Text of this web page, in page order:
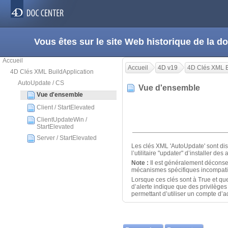
Vous êtes sur le site Web historique de la
Accueil
4D Clés XML BuildApplication
AutoUpdate / CS
Vue d'ensemble
Client / StartElevated
ClientUpdateWin /
StartElevated
Server / StartElevated
Accueil 4D v19 4D Clés XML
Vue d'ensemble
Les clés XML 'AutoUpdate' sont
l’utilitaire "updater" d’installer
Note : Il est généralement
mécanismes spécifiques
Lorsque ces clés sont à True et
d’alerte indique que des
permettant d’utiliser un compte